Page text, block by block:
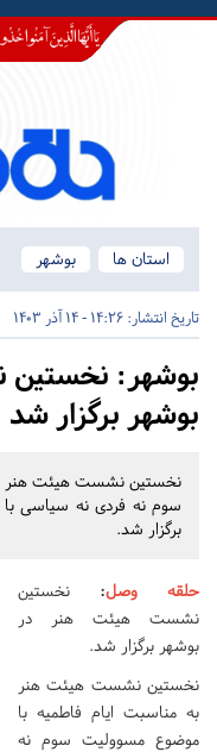
استان ها
بوشهر
تاریخ انتشار: 14:26 - 14 آذر 1403
بوشهر: نخستین
بوشهر برگزار شد
نخستین نشست هیئت هنر
سوم نه فردی نه سیاسی با
برگزار شد.
حلقه وصل: نخستین
نشست هیئت هنر در
بوشهر برگزار شد.
نخستین نشست هیئت هنر
به مناسبت ایام فاطمیه با
موضوع مسوولیت سوم نه